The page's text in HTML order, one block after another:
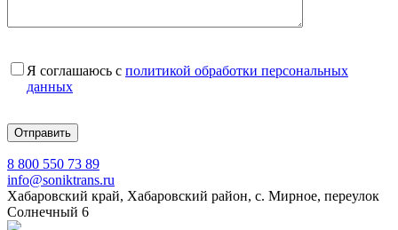
Я соглашаюсь с политикой обработки персональных
данных
8 800 550 73 89
info@soniktrans.ru
Хабаровский край, Хабаровский район, с. Мирное, переулок
Солнечный 6